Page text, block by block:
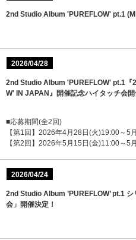
2nd Studio Album 'PUREFLOW' pt.1
2026/04/28
2nd Studio Album 'PUREFLOW' pt.1『
W' IN JAPAN』開催記念ハイタッチ会開
■応募期間(全2回)
【第1回】2026年4月28日(火)19:00～5
【第2回】2026年5月15日(金)11:00～5
2026/04/24
2nd Studio Album ’PUREFLOW’ pt.1
会」開催決定！